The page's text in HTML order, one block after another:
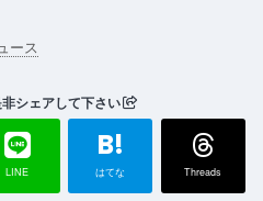
ース
シェアして下さい
LINE
B!
はてな Threads